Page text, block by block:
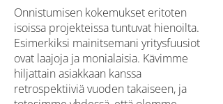
Onnistumisen kokemukset eritoten
isoissa projekteissa tuntuvat hienoilta.
Esimerkiksi mainitsemani yritysfuusiot
ovat laajoja ja monialaisia. Kävimme
hiljattain asiakkaan kanssa
retrospektiiviä vuoden takaiseen, ja